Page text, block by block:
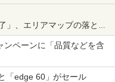
」、エリアマップの落とし
ンペーンに「品質などを含
「edge 60」がセール